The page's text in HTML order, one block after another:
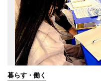
暮らす・働く